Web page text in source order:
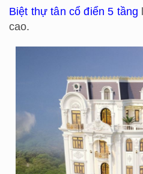
Biệt thự tân cổ điển 5 tầng
cao.